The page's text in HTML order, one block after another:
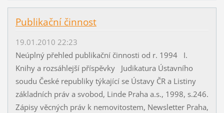
Publikační činnost
19.01.2010 22:23
Neúplný přehled publikační činnosti od r. 1994 I.
Knihy a rozsáhlejší příspěvky Judikatura Ústavního
soudu České republiky týkající se Ústavy ČR a Listiny
základních práv a svobod, Linde Praha a.s., 1998, s.246.
Zápisy věcných práv k nemovitostem, Newsletter Praha,